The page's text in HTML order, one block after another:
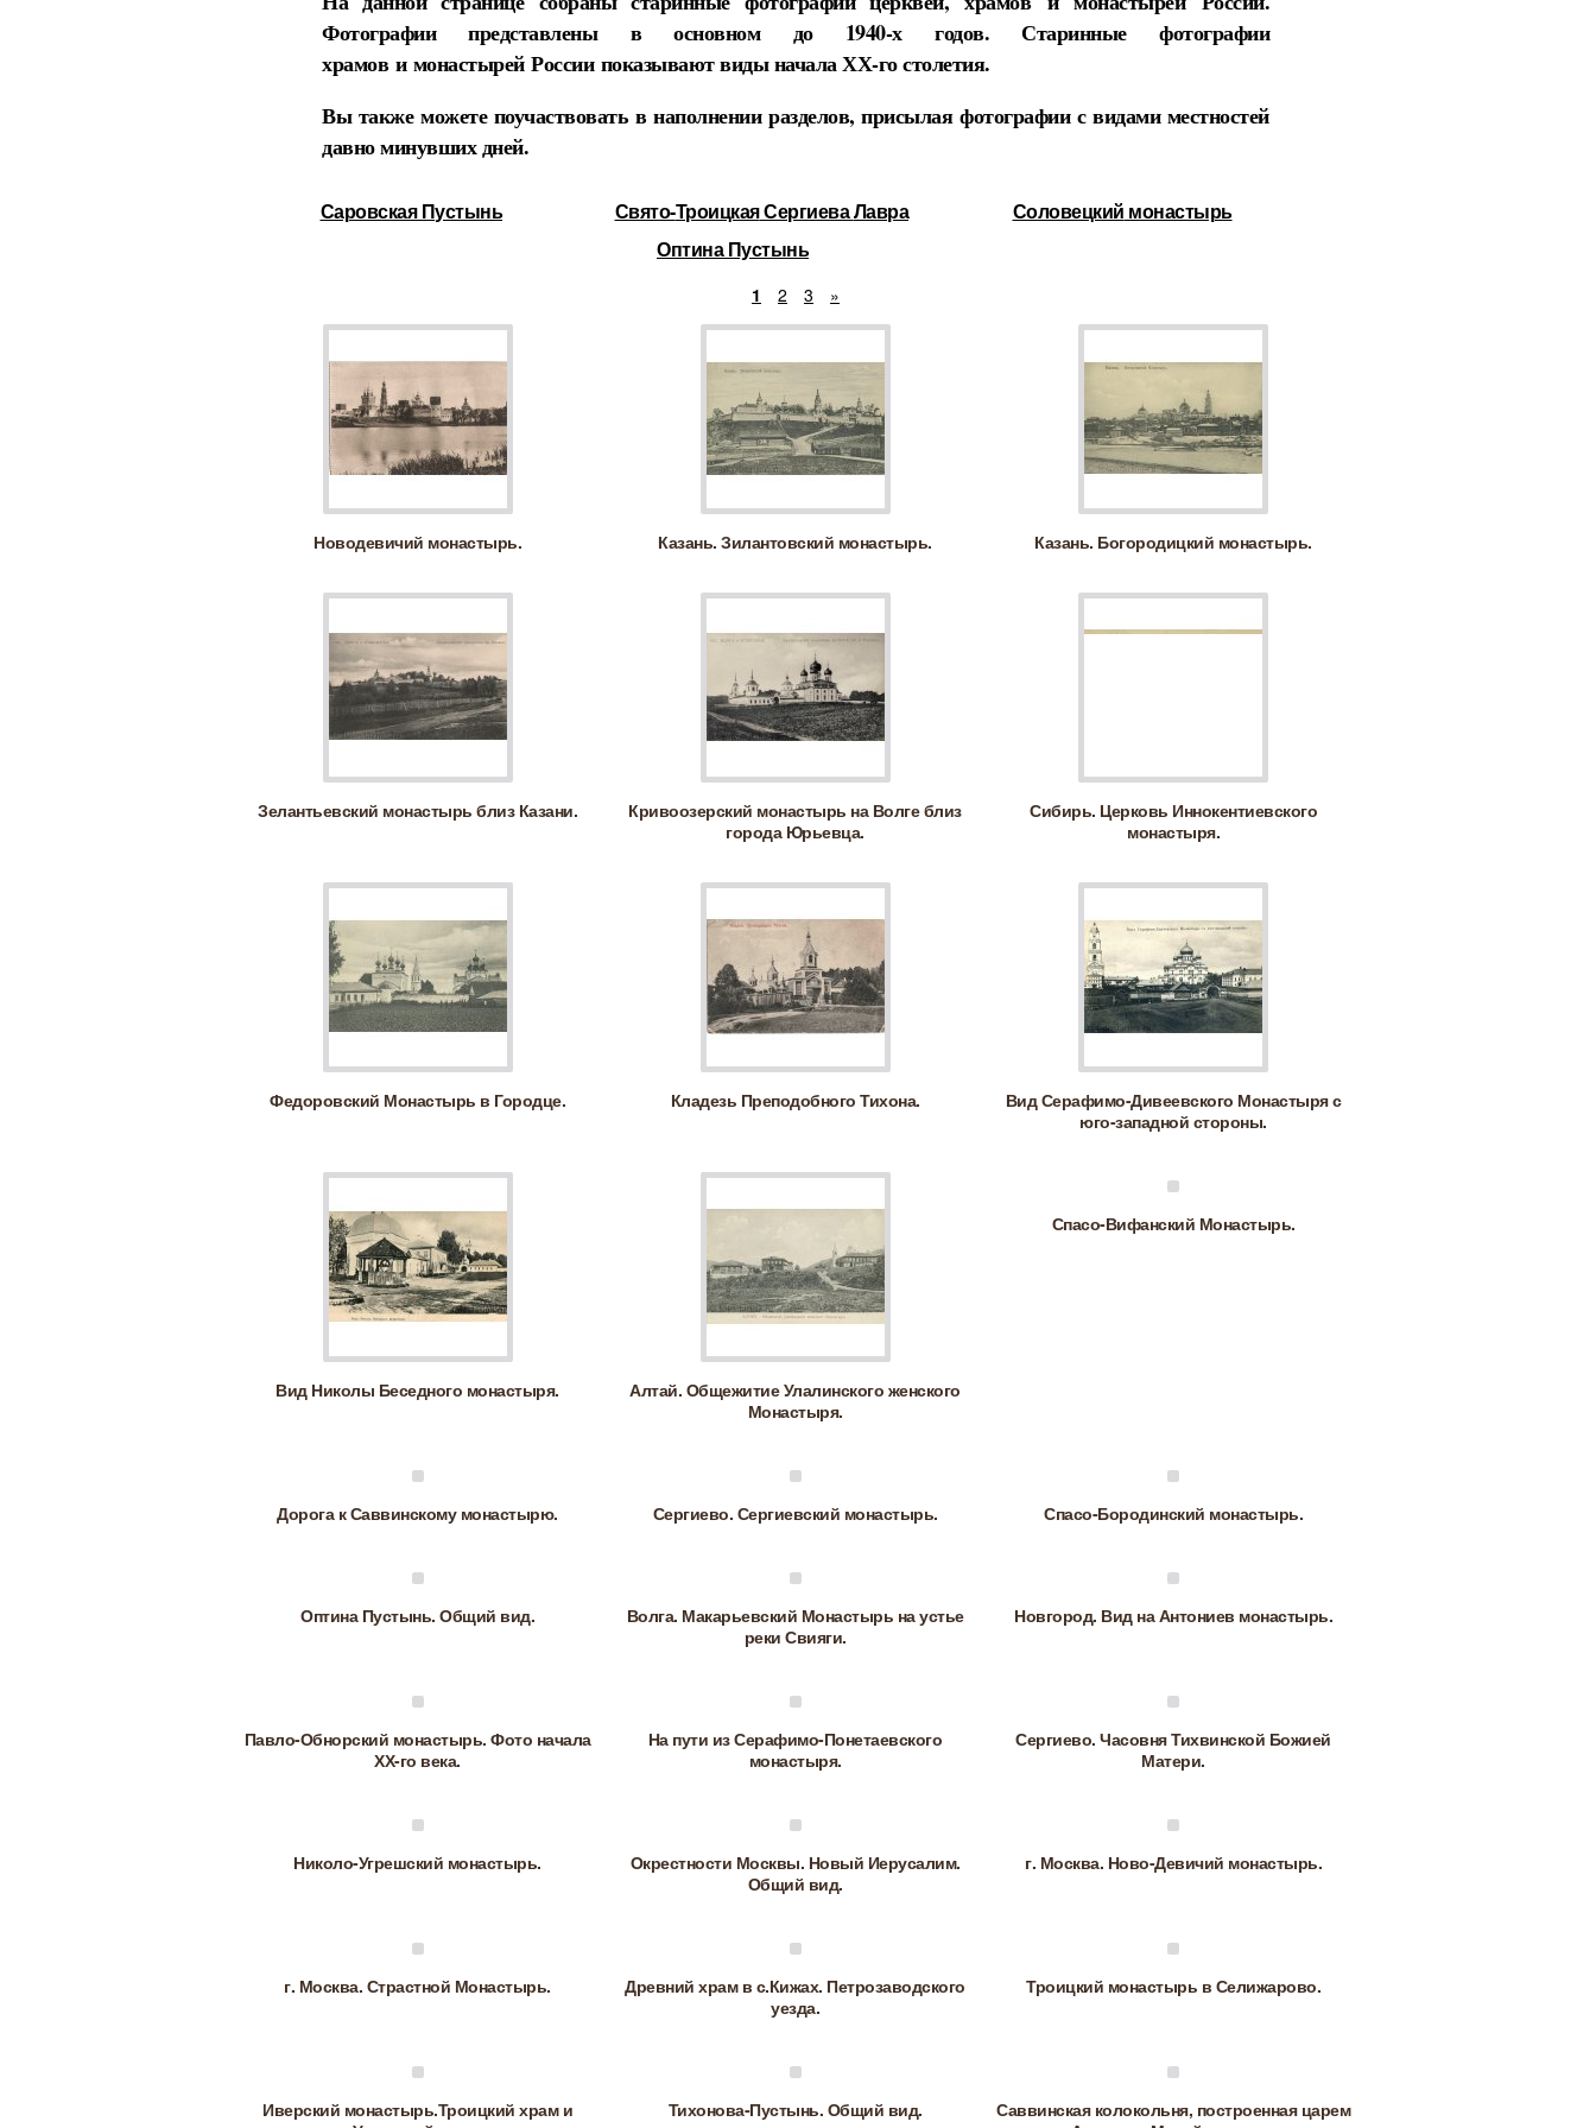
Фотографии представлены в основном до 1940-х годов. Старинные фотографии
храмов и монастырейРоссиипоказывают виды начала ХХ-го столетия.
Вы также можете поучаствовать в наполнении разделов, присылая фотографии с видами местностей
давно минувших дней.
СаровскаяПустынь Свято-ТроицкаяСергиеваЛавра Соловецкий монастырь
Оптина Пустынь
1 2 3 »
Новодевичий монастырь. Казань. Зилантовский монастырь. Казань. Богородицкий монастырь.
Зелантьевский монастырь близ Казани.
Кривоозерский монастырь на Волге близ
города Юрьевца.
Сибирь. Церковь Иннокентиевского
монастыря.
Федоровский Монастырь в Городце. Кладезь Преподобного Тихона.
Вид Серафимо-Дивеевского Монастыря с
юго-западной стороны.
Вид Николы Беседного монастыря.
Алтай. Общежитие Улалинского женского
Монастыря.
Спасо-Вифанский Монастырь.
Дорога к Саввинскому монастырю. Сергиево. Сергиевский монастырь. Спасо-Бородинский монастырь.
Оптина Пустынь. Общий вид.
Волга. Макарьевский Монастырь на устье
реки Свияги.
Новгород. Вид на Антониев монастырь.
Павло-Обнорский монастырь. Фото начала
ХХ-го века.
На пути из Серафимо-Понетаевского
монастыря.
Сергиево. Часовня Тихвинской Божией
Матери.
Николо-Угрешский монастырь.
Окрестности Москвы. Новый Иерусалим.
Общий вид.
г. Москва. Ново-Девичий монастырь.
г. Москва. Страстной Монастырь.
Древний храм в с.Кижах. Петрозаводского
уезда.
Троицкий монастырь в Селижарово.
Иверский монастырь.Троицкий храм и
Тихонова-Пустынь. Общий вид.
Саввинская колокольня, построенная царем